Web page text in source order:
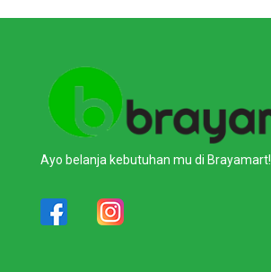
Ayo belanja kebutuhan mu di Brayamart!